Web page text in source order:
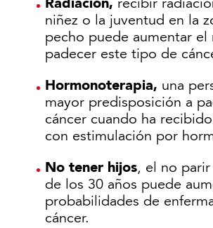
recibir
niñez o la juventud en la
pecho puede aumentar el
padecer este tipo de
Hormonoterapia, una
mayor predisposición a
cáncer cuando ha
con estimulación por
No tener hijos, el no
de los 30 años puede
probabilidades de
cáncer.